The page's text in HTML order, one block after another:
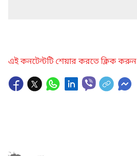
এই কনটেন্টটি শেয়ার করতে ক্লিক করুন